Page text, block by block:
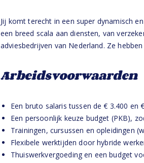
Jij komt terecht in een super dynamisch
een breed scala aan diensten, van
adviesbedrijven van Nederland. Ze
Arbeidsvoorwaarden
Een bruto salaris tussen de € 3.400 en
Een persoonlijk keuze budget (PKB),
Trainingen, cursussen en opleidingen
Flexibele werktijden door hybride
Thuiswerkvergoeding en een budget